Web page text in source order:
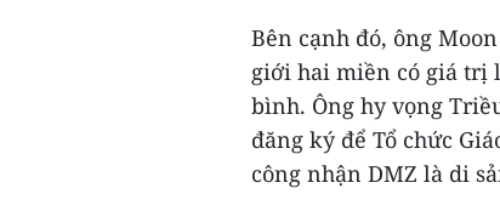
Bên cạnh đó, ông
giới hai miền có giá trị
bình. Ông hy vọng
đăng ký để Tổ chức
công nhận DMZ là di